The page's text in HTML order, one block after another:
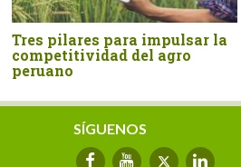
Australia fue el mayor
proveedor de malta para el
mercado peruano en el primer
SÍGUENOS